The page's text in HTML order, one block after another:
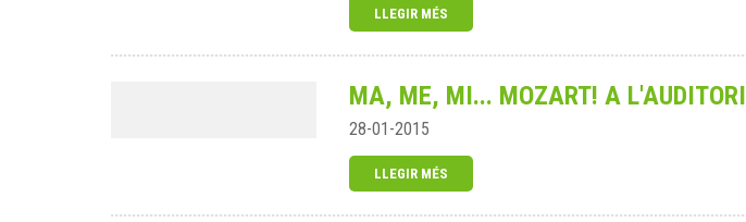
LLEGIR MÉS
MA, ME, MI... MOZART! A L'AUDITORI
28-01-2015
LLEGIR MÉS